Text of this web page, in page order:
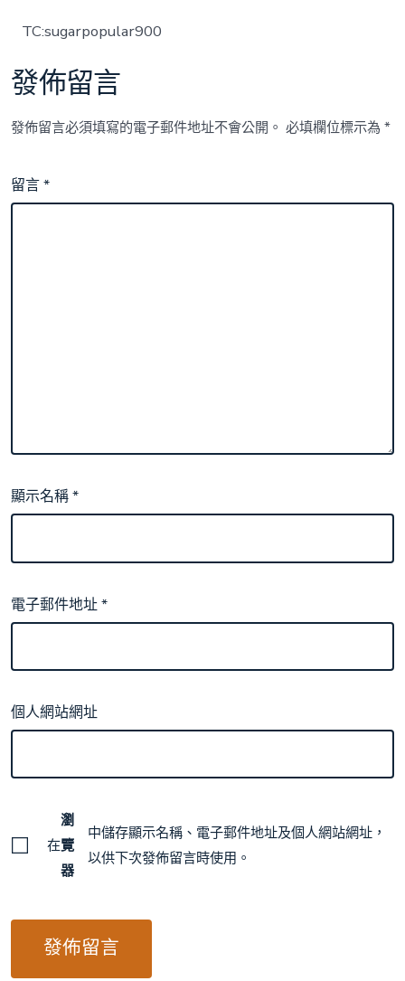
TC:sugarpopular900
發佈留言
發佈留言必須填寫的電子郵件地址不會公開。 必填欄位標示為*
留言*
顯示名稱*
電子郵件地址*
個人網站網址
在
瀏
覽
器
中儲存顯示名稱、電子郵件地址及個人網站網址，
以供下次發佈留言時使用。